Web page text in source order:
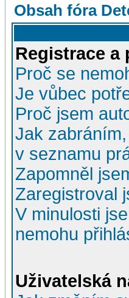
Obsah fóra
Registrace a
Proč se
Je vůbec
Proč jsem
Jak
v seznamu
Zapomněl
Zaregistroval
V minulosti
nemohu
Uživatelská